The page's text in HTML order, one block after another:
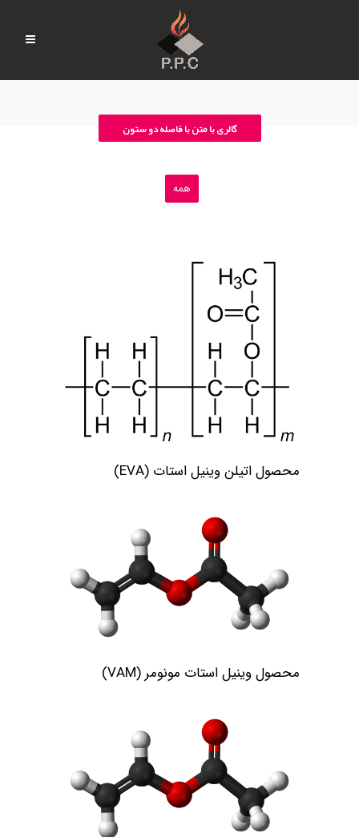
گالری با متن با فاصله دو ستون
همه
محصول اتيلن وينيل استات (EVA)
محصول وینیل استات مونومر (VAM)